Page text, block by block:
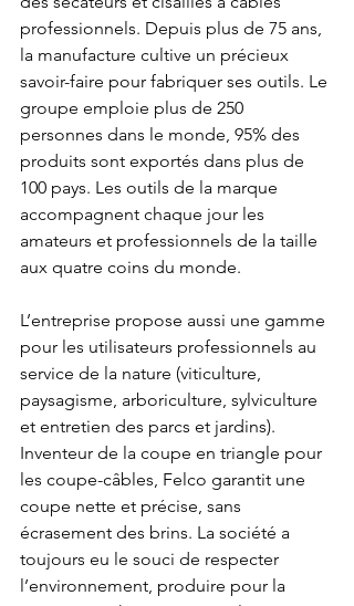
professionnels. Depuis plus de 75 ans,
la manufacture cultive un précieux
savoir-faire pour fabriquer ses outils. Le
groupe emploie plus de 250
personnes dans le monde, 95% des
produits sont exportés dans plus de
100 pays. Les outils de la marque
accompagnent chaque jour les
amateurs et professionnels de la taille
aux quatre coins du monde.
L’entreprise propose aussi une gamme
pour les utilisateurs professionnels au
service de la nature (viticulture,
paysagisme, arboriculture, sylviculture
et entretien des parcs et jardins).
Inventeur de la coupe en triangle pour
les coupe-câbles, Felco garantit une
coupe nette et précise, sans
écrasement des brins. La société a
toujours eu le souci de respecter
l’environnement, produire pour la